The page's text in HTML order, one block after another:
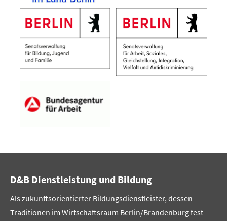
D&B Dienstleistung und Bildung
Als zukunftsorientierter Bildungsdienstleister, dessen
Traditionen im Wirtschaftsraum Berlin/Brandenburg fest